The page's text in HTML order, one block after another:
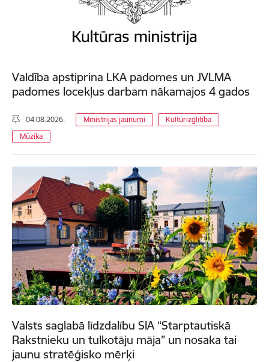
Valdība apstiprina LKA padomes un JVLMA
padomes locekļus darbam nākamajos 4 gados
04.08.2026. Ministrijas jaunumi
Kultūrizglītība
Mūzika
Valsts saglabā līdzdalību SIA “Starptautiskā
Rakstnieku un tulkotāju māja” un nosaka tai
jaunu stratēģisko mērķi